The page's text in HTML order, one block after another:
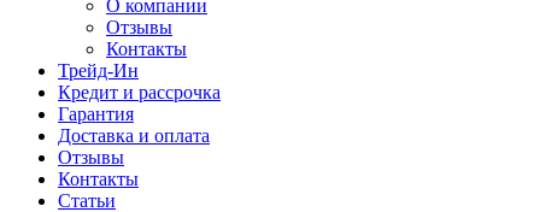
О компании
Отзывы
Контакты
Трейд-Ин
Кредит и рассрочка
Гарантия
Доставка и оплата
Отзывы
Контакты
Статьи